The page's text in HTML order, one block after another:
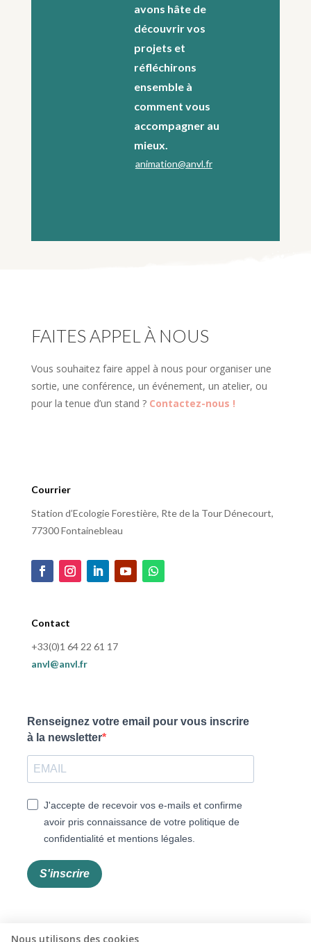
avons hâte de
découvrir vos
projets et
réfléchirons
ensemble à
comment vous
accompagner au
mieux.
animation@anvl.fr
FAITES APPEL À NOUS
Vous souhaitez faire appel à nous pour organiser une
sortie, une conférence, un événement, un atelier, ou
pour la tenue d’un stand ? Contactez-nous !
Courrier
Station d’Ecologie Forestière, Rte de la Tour Dénecourt,
77300 Fontainebleau
Contact
+33(0)1 64 22 61 17
anvl@anvl.fr
Renseignez votre email pour vous inscrire
à la newsletter
J'accepte de recevoir vos e-mails et confirme
avoir pris connaissance de votre politique de
confidentialité et mentions légales.
S'inscrire
Nous utilisons des cookies